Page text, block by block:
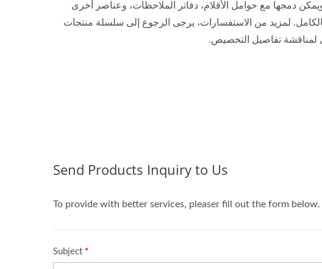
دمجها مع حوامل الأقلام، دفاتر الملاحظات، وعناصر أخرى
لمزيد من الاستفسارات، يرجى الرجوع إلى سلسلة منتجات
لمناقشة تفاصيل التخصيص.